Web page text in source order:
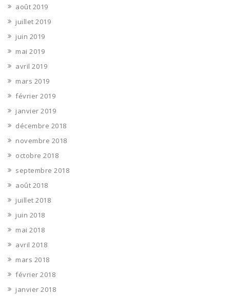
août 2019
juillet 2019
juin 2019
mai 2019
avril 2019
mars 2019
février 2019
janvier 2019
décembre 2018
novembre 2018
octobre 2018
septembre 2018
août 2018
juillet 2018
juin 2018
mai 2018
avril 2018
mars 2018
février 2018
janvier 2018